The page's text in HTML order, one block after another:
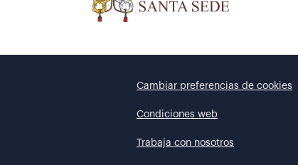
Cambiar preferencias de cookies
Condiciones web
Trabaja con nosotros